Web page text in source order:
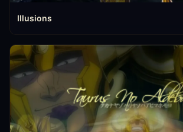
Illusions